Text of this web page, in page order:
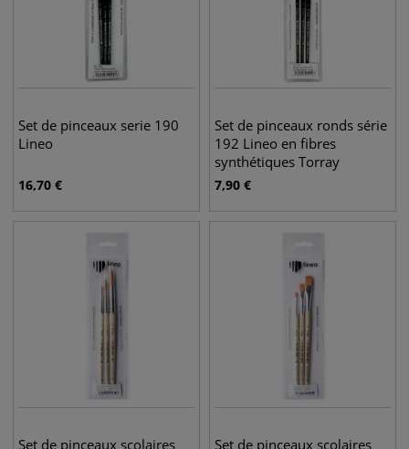
Set de pinceaux serie 190
Lineo
16,70 €
Set de pinceaux ronds série
192 Lineo en fibres
synthétiques Torray
7,90 €
Set de pinceaux scolaires
Set de pinceaux scolaires